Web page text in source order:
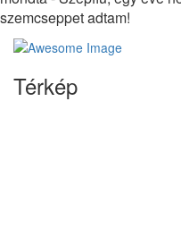
szemcseppet adtam!
Térkép